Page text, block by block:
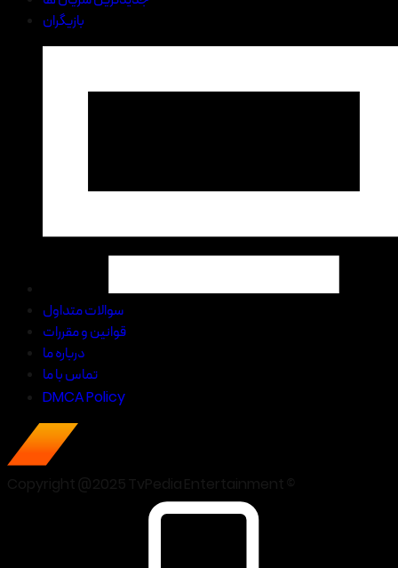
بازیگران
سوالات متداول
قوانین و مقررات
درباره ما
تماس با ما
DMCA Policy